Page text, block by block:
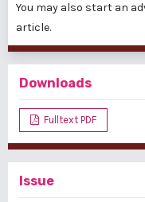
You may also start an
article.
Downloads
Fulltext PDF
Issue